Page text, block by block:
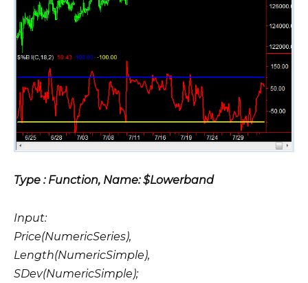
Type : Function, Name: $Lowerband
Input:
Price(NumericSeries),
Length(NumericSimple),
SDev(NumericSimple);